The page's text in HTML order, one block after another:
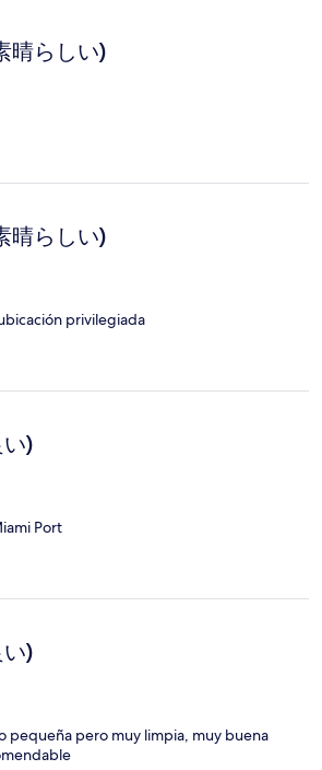
晴らしい)
晴らしい)
privilegiada
)
Port
)
pequeña pero muy limpia, muy buena